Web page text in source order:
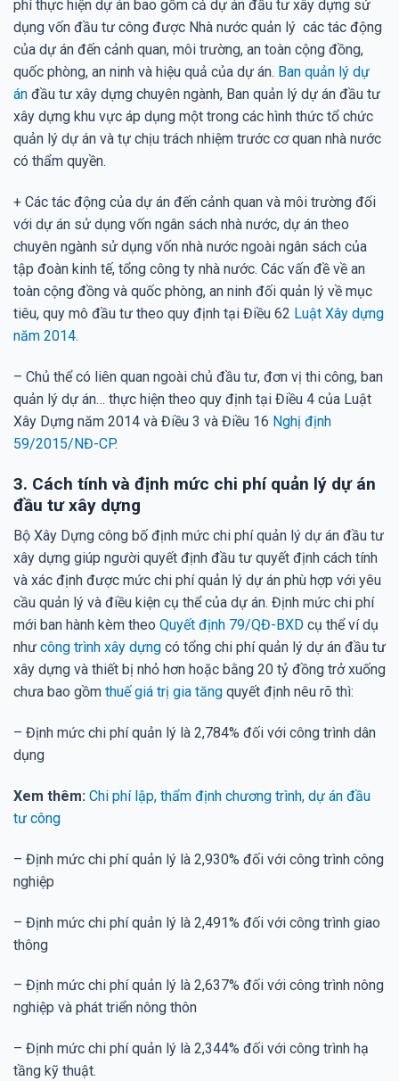
phí thực hiện dự án bao gồm cả dự án đầu tư xây dựng sử
dụng vốn đầu tư công được Nhà nước quản lý các tác động
của dự án đến cảnh quan, môi trường, an toàn cộng đồng,
quốc phòng, an ninh và hiệu quả của dự án. Ban quản lý dự
án đầu tư xây dựng chuyên ngành, Ban quản lý dự án đầu tư
xây dựng khu vực áp dụng một trong các hình thức tổ chức
quản lý dự án và tự chịu trách nhiệm trước cơ quan nhà nước
có thẩm quyền.
+ Các tác động của dự án đến cảnh quan và môi trường đối
với dự án sử dụng vốn ngân sách nhà nước, dự án theo
chuyên ngành sử dụng vốn nhà nước ngoài ngân sách của
tập đoàn kinh tế, tổng công ty nhà nước. Các vấn đề về an
toàn cộng đồng và quốc phòng, an ninh đối quản lý về mục
tiêu, quy mô đầu tư theo quy định tại Điều 62 Luật Xây dựng
năm 2014.
– Chủ thể có liên quan ngoài chủ đầu tư, đơn vị thi công, ban
quản lý dự án… thực hiện theo quy định tại Điều 4 của Luật
Xây Dựng năm 2014 và Điều 3 và Điều 16 Nghị định
59/2015/NĐ-CP.
3. Cách tính và định mức chi phí quản lý dự án
đầu tư xây dựng
Bộ Xây Dựng công bố định mức chi phí quản lý dự án đầu tư
xây dựng giúp người quyết định đầu tư quyết định cách tính
và xác định được mức chi phí quản lý dự án phù hợp với yêu
cầu quản lý và điều kiện cụ thể của dự án. Định mức chi phí
mới ban hành kèm theo Quyết định 79/QĐ-BXD cụ thể ví dụ
như công trình xây dựng có tổng chi phí quản lý dự án đầu tư
xây dựng và thiết bị nhỏ hơn hoặc bằng 20 tỷ đồng trở xuống
chưa bao gồm thuế giá trị gia tăng quyết định nêu rõ thì:
– Định mức chi phí quản lý là 2,784% đối với công trình dân
dụng
Xem thêm: Chi phí lập, thẩm định chương trình, dự án đầu
tư công
– Định mức chi phí quản lý là 2,930% đối với công trình công
nghiệp
– Định mức chi phí quản lý là 2,491% đối với công trình giao
thông
– Định mức chi phí quản lý là 2,637% đối với công trình nông
nghiệp và phát triển nông thôn
– Định mức chi phí quản lý là 2,344% đối với công trình hạ
tầng kỹ thuật.